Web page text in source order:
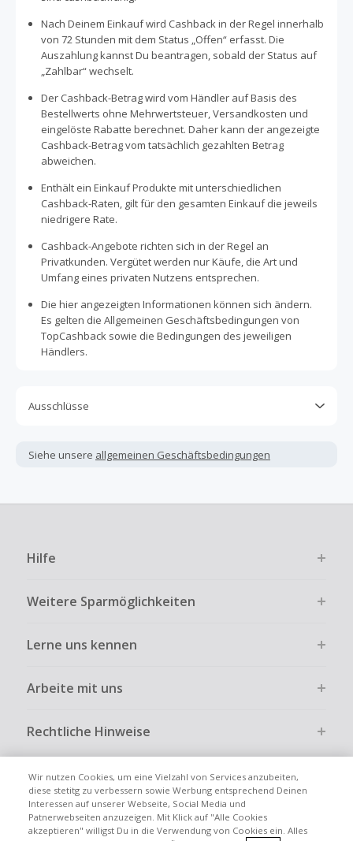
Nach Deinem Einkauf wird Cashback in der Regel innerhalb
von 72 Stunden mit dem Status „Offen“ erfasst. Die
Auszahlung kannst Du beantragen, sobald der Status auf
„Zahlbar“ wechselt.
Der Cashback-Betrag wird vom Händler auf Basis des
Bestellwerts ohne Mehrwertsteuer, Versandkosten und
eingelöste Rabatte berechnet. Daher kann der angezeigte
Cashback-Betrag vom tatsächlich gezahlten Betrag
abweichen.
Enthält ein Einkauf Produkte mit unterschiedlichen
Cashback-Raten, gilt für den gesamten Einkauf die jeweils
niedrigere Rate.
Cashback-Angebote richten sich in der Regel an
Privatkunden. Vergütet werden nur Käufe, die Art und
Umfang eines privaten Nutzens entsprechen.
Die hier angezeigten Informationen können sich ändern.
Es gelten die Allgemeinen Geschäftsbedingungen von
TopCashback sowie die Bedingungen des jeweiligen
Händlers.
Ausschlüsse
andere Sparprogramme verwendet werden, die nicht
ausdrücklich auf dieser Händlerseite von TopCashback
Kein Cashback für den Kauf von Geschenkgutscheinen
Bezahlvorgang ist nur dann cashbackfähig, wenn dies
ausdrücklich auf der Händlerseite erlaubt ist.
Stornierung, Kündigung eines Abonnements oder Widerruf
Gewerbliche, Reseller- oder ungewöhnlich große
Cashback ausgeschlossen.
über TopCashback gestartet wurde.
Siehe unsere allgemeinen Geschäftsbedingungen
Hilfe
Weitere Sparmöglichkeiten
Lerne uns kennen
Arbeite mit uns
Rechtliche Hinweise
Globale Websites UK US CN JP FR AU
Wir nutzen Cookies, um eine Vielzahl von Services anzubeiten,
diese stetitg zu verbessern sowie Werbung entsprechend Deinen
Interessen auf unserer Webseite, Social Media und
Patnerwebseiten anzuzeigen. Mit Klick auf "Alle Cookies
akzeptieren" willigst Du in die Verwendung von Cookies ein. Alles